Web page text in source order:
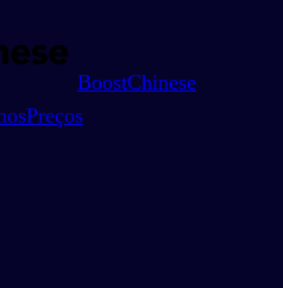
BoostChinese
Preços